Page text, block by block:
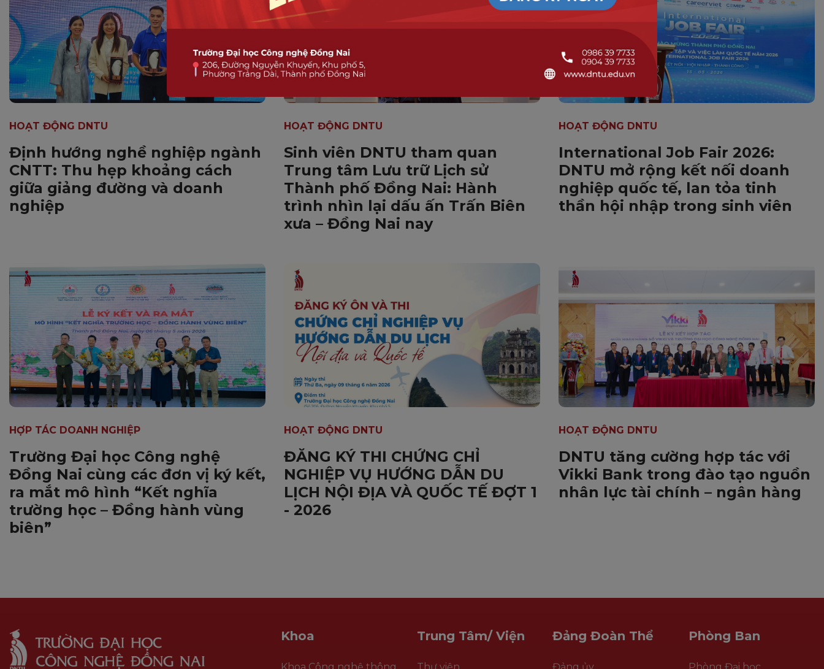
HOẠT ĐỘNG DNTU
Định hướng nghề nghiệp ngành
CNTT: Thu hẹp khoảng cách
giữa giảng đường và doanh
nghiệp
HOẠT ĐỘNG DNTU
Sinh viên DNTU tham quan
Trung tâm Lưu trữ Lịch sử
Thành phố Đồng Nai: Hành
trình nhìn lại dấu ấn Trấn Biên
xưa – Đồng Nai nay
HOẠT ĐỘNG DNTU
International Job Fair 2026:
DNTU mở rộng kết nối doanh
nghiệp quốc tế, lan tỏa tinh
thần hội nhập trong sinh viên
HỢP TÁC DOANH NGHIỆP
Trường Đại học Công nghệ
Đồng Nai cùng các đơn vị ký kết,
ra mắt mô hình “Kết nghĩa
trường học – Đồng hành vùng
biên”
HOẠT ĐỘNG DNTU
ĐĂNG KÝ THI CHỨNG CHỈ
NGHIỆP VỤ HƯỚNG DẪN DU
LỊCH NỘI ĐỊA VÀ QUỐC TẾ ĐỢT 1
- 2026
HOẠT ĐỘNG DNTU
DNTU tăng cường hợp tác với
Vikki Bank trong đào tạo nguồn
nhân lực tài chính – ngân hàng
Khoa Trung Tâm/ Viện Đảng Đoàn Thể Phòng Ban